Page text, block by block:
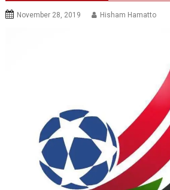
November 28, 2019 Hisham Hamatto